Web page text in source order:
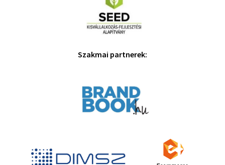
Szakmai partnerek: